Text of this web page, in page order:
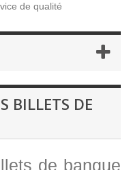
de qualité
BILLETS DE
de banque